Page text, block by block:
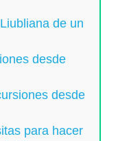
de un
desde
desde
para hacer